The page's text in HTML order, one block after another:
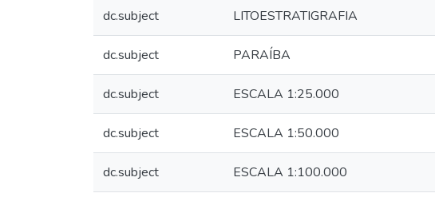
dc.subject LITOESTRATIGRAFIA
dc.subject PARAÍBA
dc.subject ESCALA 1:25.000
dc.subject ESCALA 1:50.000
dc.subject ESCALA 1:100.000